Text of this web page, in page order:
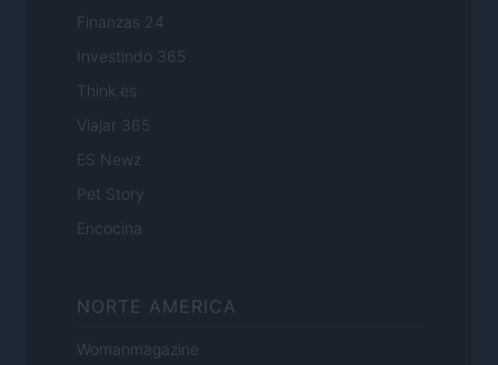
Finanzas 24
Investindo 365
Think.es
Viajar 365
ES Newz
Pet Story
Encocina
NORTE AMERICA
Womanmagazine